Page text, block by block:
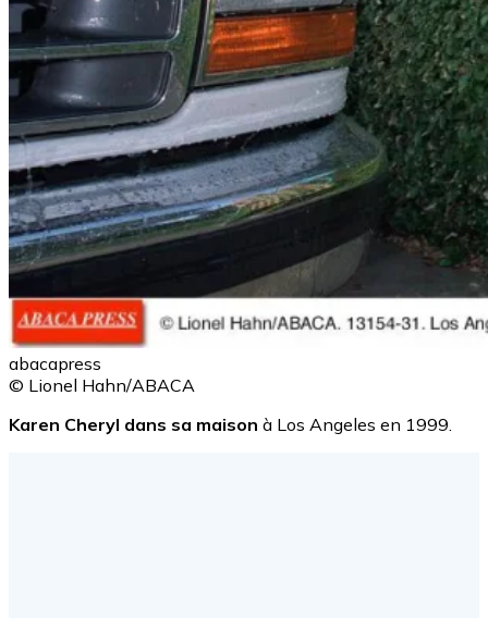
abacapress
© Lionel Hahn/ABACA
Karen Cheryl dans sa maison à Los Angeles en 1999.